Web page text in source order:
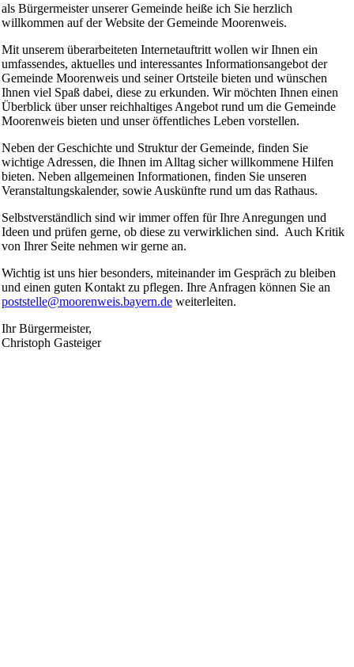
als Bürgermeister unserer Gemeinde heiße ich Sie herzlich
willkommen auf der Website der Gemeinde Moorenweis.
Mit unserem überarbeiteten Internetauftritt wollen wir Ihnen ein
umfassendes, aktuelles und interessantes Informationsangebot der
Gemeinde Moorenweis und seiner Ortsteile bieten und wünschen
Ihnen viel Spaß dabei, diese zu erkunden. Wir möchten Ihnen einen
Überblick über unser reichhaltiges Angebot rund um die Gemeinde
Moorenweis bieten und unser öffentliches Leben vorstellen.
Neben der Geschichte und Struktur der Gemeinde, finden Sie
wichtige Adressen, die Ihnen im Alltag sicher willkommene Hilfen
bieten. Neben allgemeinen Informationen, finden Sie unseren
Veranstaltungskalender, sowie Auskünfte rund um das Rathaus.
Selbstverständlich sind wir immer offen für Ihre Anregungen und
Ideen und prüfen gerne, ob diese zu verwirklichen sind. Auch Kritik
von Ihrer Seite nehmen wir gerne an.
Wichtig ist uns hier besonders, miteinander im Gespräch zu bleiben
und einen guten Kontakt zu pflegen. Ihre Anfragen können Sie an
poststelle@moorenweis.bayern.deweiterleiten.
Ihr Bürgermeister,
Christoph Gasteiger